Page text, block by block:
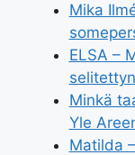
Mika
ELSA –
Minkä
Yle
Matilda